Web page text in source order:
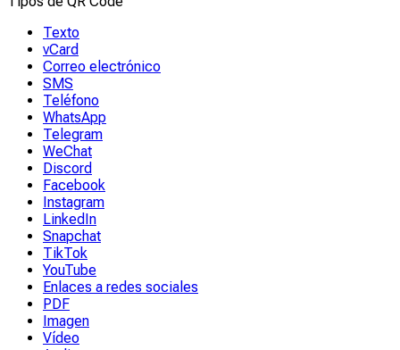
Texto
vCard
Correo electrónico
SMS
Teléfono
WhatsApp
Telegram
WeChat
Discord
Facebook
Instagram
LinkedIn
Snapchat
TikTok
YouTube
Enlaces a redes sociales
PDF
Imagen
Vídeo